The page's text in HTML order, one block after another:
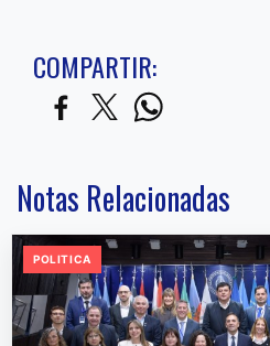
COMPARTIR:
Notas Relacionadas
POLITICA